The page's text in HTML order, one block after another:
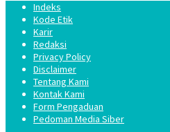
Indeks
Kode Etik
Karir
Redaksi
Privacy Policy
Disclaimer
Tentang Kami
Kontak Kami
Form Pengaduan
Pedoman Media Siber